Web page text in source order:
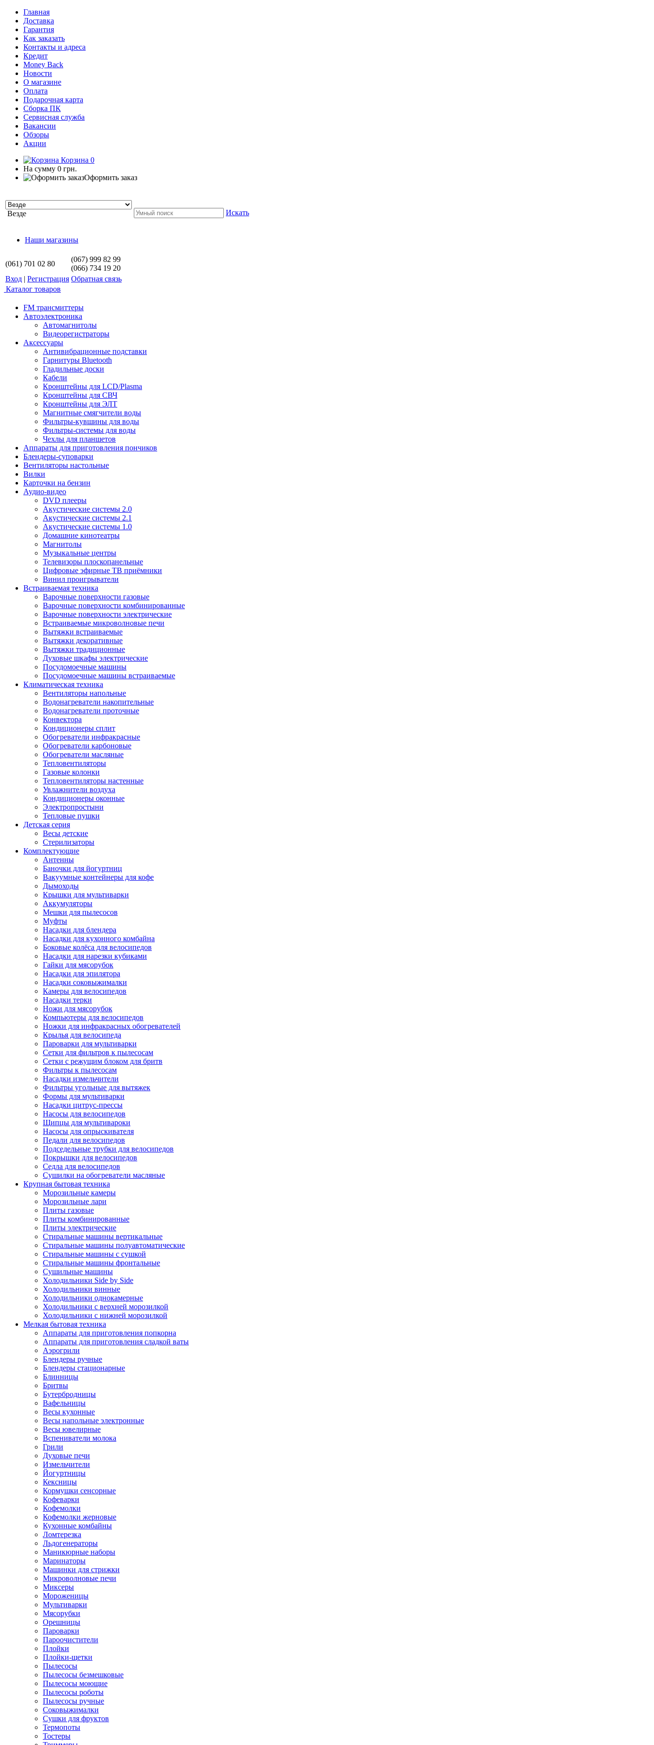
Главная
Доставка
Гарантия
Как заказать
Контакты и адреса
Кредит
Money Back
Новости
О магазине
Оплата
Подарочная карта
Сборка ПК
Сервисная служба
Вакансии
Обзоры
Акции
Корзина 0
На сумму 0 грн.
Оформить заказ
Везде Искать
Наши магазины
(061) 701 02 80
(067) 999 82 99
(066) 734 19 20
Вход | Регистрация Обратная связь
Каталог товаров
FM трансмиттеры
Автоэлектроника
Автомагнитолы
Видеорегистраторы
Аксессуары
Антивибрационные подставки
Гарнитуры Bluetooth
Гладильные доски
Кабели
Кронштейны для LCD/Plasma
Кронштейны для СВЧ
Кронштейны для ЭЛТ
Магнитные смягчители воды
Фильтры-кувшины для воды
Фильтры-системы для воды
Чехлы для планшетов
Аппараты для приготовления пончиков
Блендеры-суповарки
Вентиляторы настольные
Вилки
Карточки на бензин
Аудио-видео
DVD плееры
Акустические системы 2.0
Акустические системы 2.1
Акустические системы 1.0
Домашние кинотеатры
Магнитолы
Музыкальные центры
Телевизоры плоскопанельные
Цифровые эфирные ТВ приёмники
Винил проигрыватели
Встраиваемая техника
Варочные поверхности газовые
Варочные поверхности комбинированные
Варочные поверхности электрические
Встраиваемые микроволновые печи
Вытяжки встраиваемые
Вытяжки декоративные
Вытяжки традиционные
Духовые шкафы электрические
Посудомоечные машины
Посудомоечные машины встраиваемые
Климатическая техника
Вентиляторы напольные
Водонагреватели накопительные
Водонагреватели проточные
Конвектора
Кондиционеры сплит
Обогреватели инфракрасные
Обогреватели карбоновые
Обогреватели масляные
Тепловентиляторы
Газовые колонки
Тепловентиляторы настенные
Увлажнители воздуха
Кондиционеры оконные
Электропростыни
Тепловые пушки
Детская серия
Весы детские
Стерилизаторы
Комплектующие
Антенны
Баночки для йогуртниц
Вакуумные контейнеры для кофе
Дымоходы
Крышки для мультиварки
Аккумуляторы
Мешки для пылесосов
Муфты
Насадки для блендера
Насадки для кухонного комбайна
Боковые колёса для велосипедов
Насадки для нарезки кубиками
Гайки для мясорубок
Насадки для эпилятора
Насадки соковыжималки
Камеры для велосипедов
Насадки терки
Ножи для мясорубок
Компьютеры для велосипедов
Ножки для инфракрасных обогревателей
Крылья для велосипеда
Пароварки для мультиварки
Сетки для фильтров к пылесосам
Сетки с режущим блоком для бритв
Фильтры к пылесосам
Насадки измельчители
Фильтры угольные для вытяжек
Формы для мультиварки
Насадки цитрус-прессы
Насосы для велосипедов
Щипцы для мультивароки
Насосы для опрыскивателя
Педали для велосипедов
Подседельные трубки для велосипедов
Покрышки для велосипедов
Седла для велосипедов
Сушилки на обогреватели масляные
Крупная бытовая техника
Морозильные камеры
Морозильные лари
Плиты газовые
Плиты комбинированные
Плиты электрические
Стиральные машины вертикальные
Стиральные машины полуавтоматические
Стиральные машины с сушкой
Стиральные машины фронтальные
Сушильные машины
Холодильники Side by Side
Холодильники винные
Холодильники однокамерные
Холодильники с верхней морозилкой
Холодильники с нижней морозилкой
Мелкая бытовая техника
Аппараты для приготовления попкорна
Аппараты для приготовления сладкой ваты
Аэрогрили
Блендеры ручные
Блендеры стационарные
Блинницы
Бритвы
Бутербродницы
Вафельницы
Весы кухонные
Весы напольные электронные
Весы ювелирные
Вспениватели молока
Грили
Духовые печи
Измельчители
Йогуртницы
Кексницы
Кормушки сенсорные
Кофеварки
Кофемолки
Кофемолки жерновые
Кухонные комбайны
Ломтерезка
Льдогенераторы
Маникюрные наборы
Маринаторы
Машинки для стрижки
Микроволновые печи
Миксеры
Мороженицы
Мультиварки
Мясорубки
Орешницы
Пароварки
Пароочистители
Плойки
Плойки-щетки
Пылесосы
Пылесосы безмешковые
Пылесосы моющие
Пылесосы роботы
Пылесосы ручные
Соковыжималки
Сушки для фруктов
Термопоты
Тостеры